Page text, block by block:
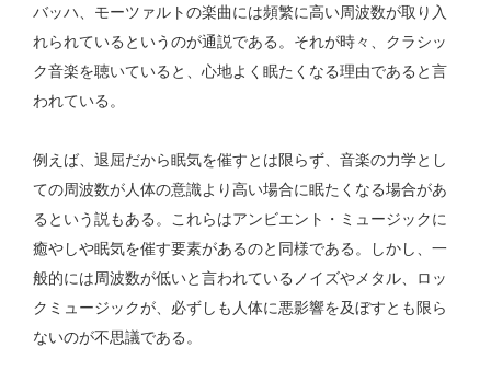
バッハ、モーツァルトの楽曲には頻繁に高い周波数が取り入
れられているというのが通説である。それが時々、クラシッ
ク音楽を聴いていると、心地よく眠たくなる理由であると言
われている。
例えば、退屈だから眠気を催すとは限らず、音楽の力学とし
ての周波数が人体の意識より高い場合に眠たくなる場合があ
るという説もある。これらはアンビエント・ミュージックに
癒やしや眠気を催す要素があるのと同様である。しかし、一
般的には周波数が低いと言われているノイズやメタル、ロッ
クミュージックが、必ずしも人体に悪影響を及ぼすとも限ら
ないのが不思議である。